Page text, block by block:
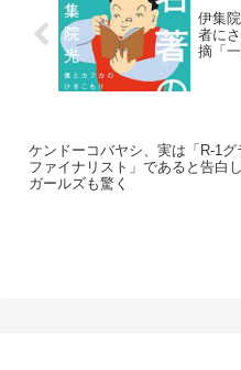
伊集
者に
摘「
ケンドーコバヤシ、実は「R-1グ
ファイナリスト」であると告白
ガールズも驚く